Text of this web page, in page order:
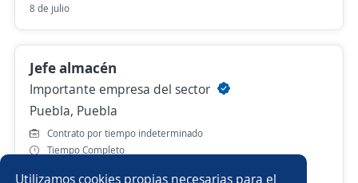
Utilizamos cookies propias necesarias para el
8 de julio
Jefe almacén
Importante empresa del sector
Puebla, Puebla
Contrato por tiempo indeterminado
Tiempo Completo
Hace 6 días